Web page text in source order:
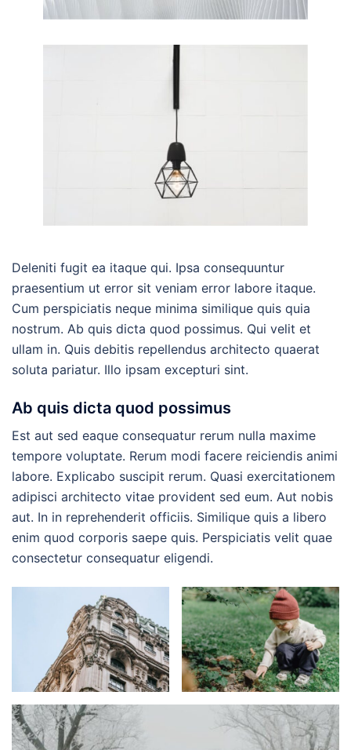
Deleniti fugit ea itaque qui. Ipsa consequuntur
praesentium ut error sit veniam error labore itaque.
Cum perspiciatis neque minima similique quis quia
nostrum. Ab quis dicta quod possimus. Qui velit et
ullam in. Quis debitis repellendus architecto quaerat
soluta pariatur. Illo ipsam excepturi sint.
Ab quis dicta quod possimus
Est aut sed eaque consequatur rerum nulla maxime
tempore voluptate. Rerum modi facere reiciendis animi
labore. Explicabo suscipit rerum. Quasi exercitationem
adipisci architecto vitae provident sed eum. Aut nobis
aut. In in reprehenderit officiis. Similique quis a libero
enim quod corporis saepe quis. Perspiciatis velit quae
consectetur consequatur eligendi.